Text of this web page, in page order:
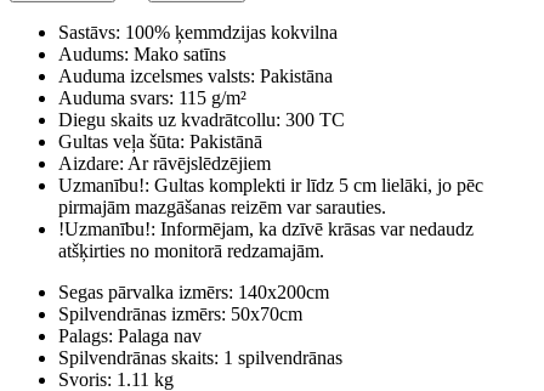
Sastāvs: 100% ķemmdzijas kokvilna
Audums: Mako satīns
Auduma izcelsmes valsts: Pakistāna
Auduma svars: 115 g/m²
Diegu skaits uz kvadrātcollu: 300 TC
Gultas veļa šūta: Pakistānā
Aizdare: Ar rāvējslēdzējiem
Uzmanību!: Gultas komplekti ir līdz 5 cm lielāki, jo pēc
pirmajām mazgāšanas reizēm var sarauties.
!Uzmanību!: Informējam, ka dzīvē krāsas var nedaudz
atšķirties no monitorā redzamajām.
Segas pārvalka izmērs: 140x200cm
Spilvendrānas izmērs: 50x70cm
Palags: Palaga nav
Spilvendrānas skaits: 1 spilvendrānas
Svoris: 1.11 kg